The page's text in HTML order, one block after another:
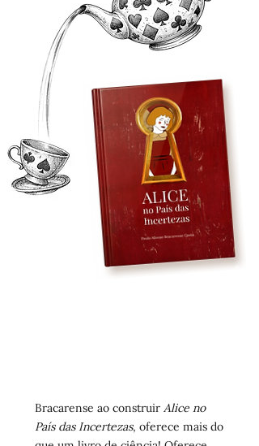
Bracarense ao construir Alice no
País das Incertezas, oferece mais do